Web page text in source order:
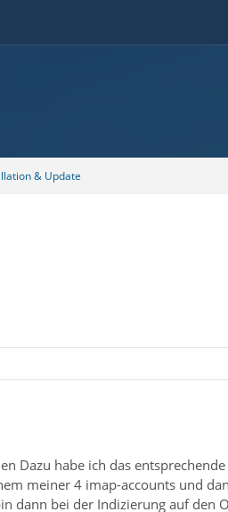
& Update
Dazu habe ich das
meiner 4 imap-accounts und
dann bei der Indizierung auf den